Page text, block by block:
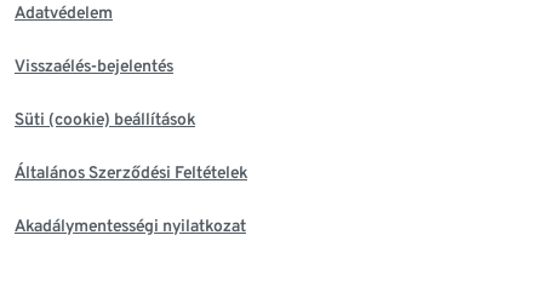
Adatvédelem
Visszaélés-bejelentés
Süti (cookie) beállítások
Általános Szerződési Feltételek
Akadálymentességi nyilatkozat